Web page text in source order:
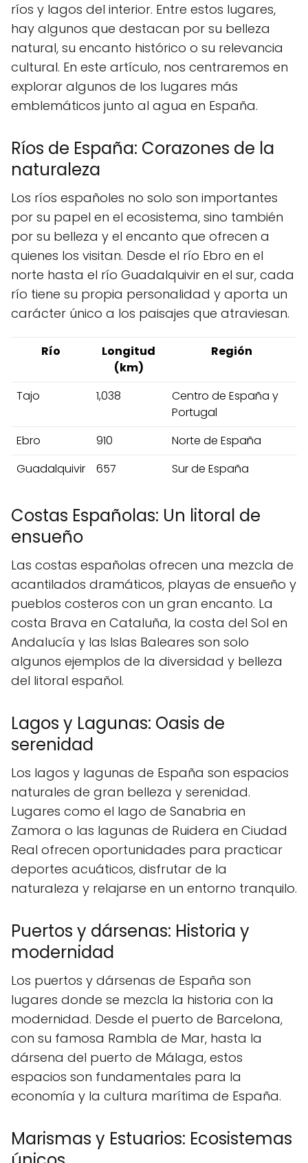
ríos y lagos del interior. Entre estos lugares,
hay algunos que destacan por su belleza
natural, su encanto histórico o su relevancia
cultural. En este artículo, nos centraremos en
explorar algunos de los lugares más
emblemáticos junto al agua en España.
Ríos de España: Corazones de la
naturaleza
Los ríos españoles no solo son importantes
por su papel en el ecosistema, sino también
por su belleza y el encanto que ofrecen a
quienes los visitan. Desde el río Ebro en el
norte hasta el río Guadalquivir en el sur, cada
río tiene su propia personalidad y aporta un
carácter único a los paisajes que atraviesan.
Río
Longitud
(km)
Región
Tajo 1,038
Centro de España y
Portugal
Ebro
910
Norte de España
Guadalquivir
657 Sur de España
Costas Españolas: Un litoral de
ensueño
Las costas españolas ofrecen una mezcla de
acantilados dramáticos, playas de ensueño y
pueblos costeros con un gran encanto. La
costa Brava en Cataluña, la costa del Sol en
Andalucía y las Islas Baleares son solo
algunos ejemplos de la diversidad y belleza
del litoral español.
Lagos y Lagunas: Oasis de
serenidad
Los lagos y lagunas de España son espacios
naturales de gran belleza y serenidad.
Lugares como el lago de Sanabria en
Zamora o las lagunas de Ruidera en Ciudad
Real ofrecen oportunidades para practicar
deportes acuáticos, disfrutar de la
naturaleza y relajarse en un entorno tranquilo.
Puertos y dársenas: Historia y
modernidad
Los puertos y dársenas de España son
lugares donde se mezcla la historia con la
modernidad. Desde el puerto de Barcelona,
con su famosa Rambla de Mar, hasta la
dársena del puerto de Málaga, estos
espacios son fundamentales para la
economía y la cultura marítima de España.
Marismas y Estuarios: Ecosistemas